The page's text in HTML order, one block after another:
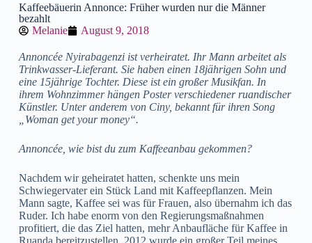
Kaffeebäuerin Annonce: Früher wurden nur die Männer
bezahlt
Melanie
August 9, 2018
Annoncée Nyirabagenzi ist verheiratet. Ihr Mann arbeitet als
Trinkwasser-Lieferant. Sie haben einen 18jährigen Sohn und
eine 15jährige Tochter. Diese ist ein großer Musikfan. In
ihrem Wohnzimmer hängen Poster verschiedener ruandischer
Künstler. Unter anderem von Ciny, bekannt für ihren Song
„Woman get your money“.
Annoncée, wie bist du zum Kaffeeanbau gekommen?
Nachdem wir geheiratet hatten, schenkte uns mein
Schwiegervater ein Stück Land mit Kaffeepflanzen. Mein
Mann sagte, Kaffee sei was für Frauen, also übernahm ich das
Ruder. Ich habe enorm von den Regierungsmaßnahmen
profitiert, die das Ziel hatten, mehr Anbaufläche für Kaffee in
Ruanda bereitzustellen. 2012 wurde ein großer Teil meines